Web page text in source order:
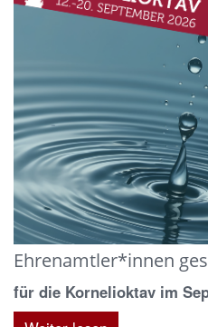
Ehrenamtler*innen
für die Kornelioktav im